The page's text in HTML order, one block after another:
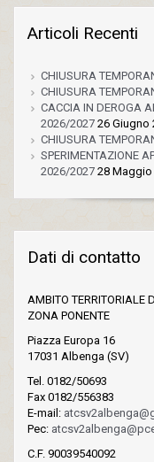
Articoli Recenti
CHIUSURA
CHIUSURA
CACCIA IN DEROGA
2026/2027 26 Giugno
CHIUSURA
SPERIMENTAZIONE
2026/2027 28 Maggio
Dati di contatto
AMBITO TERRITORIALE
ZONA PONENTE
Piazza Europa 16
17031 Albenga (SV)
Tel. 0182/50693
Fax 0182/556383
E-mail:
Pec:
C.F. 90039540092